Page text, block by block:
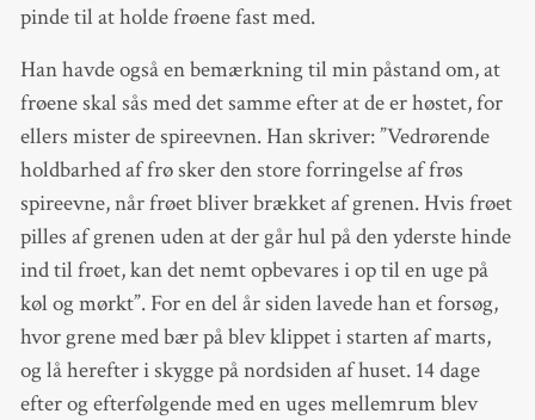
pinde til at holde frøene fast med.
Han havde også en bemærkning til min påstand om, at
frøene skal sås med det samme efter at de er høstet, for
ellers mister de spireevnen. Han skriver: ”Vedrørende
holdbarhed af frø sker den store forringelse af frøs
spireevne, når frøet bliver brækket af grenen. Hvis frøet
pilles af grenen uden at der går hul på den yderste hinde
ind til frøet, kan det nemt opbevares i op til en uge på
køl og mørkt”. For en del år siden lavede han et forsøg,
hvor grene med bær på blev klippet i starten af marts,
og lå herefter i skygge på nordsiden af huset. 14 dage
efter og efterfølgende med en uges mellemrum blev